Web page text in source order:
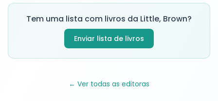
Tem uma lista com livros da Little, Brown?
Enviar lista de livros
← Ver todas as editoras